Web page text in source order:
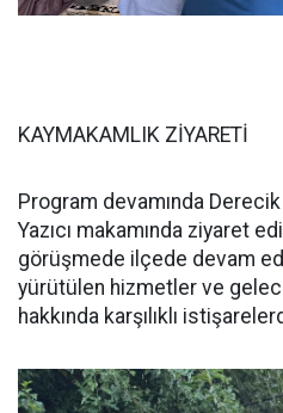
KAYMAKAMLIK ZİYARETİ
Program devamında
Yazıcı makamında ziyaret
görüşmede ilçede devam
yürütülen hizmetler ve
hakkında karşılıklı